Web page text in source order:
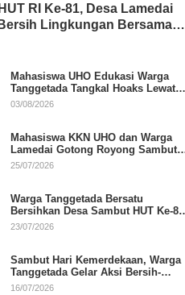
RI Ke-81, Desa Lamedai
Lingkungan Bersama
Mahasiswa UHO Edukasi Warga
Tanggetada Tangkal Hoaks Lewat
Program Literasi
03/08/2026
Mahasiswa KKN UHO dan Warga
Lamedai Gotong Royong Sambut
HUT Ke-81 RI
25/07/2026
Warga Tanggetada Bersatu
Bersihkan Desa Sambut HUT Ke-81
RI
23/07/2026
Sambut Hari Kemerdekaan, Warga
Tanggetada Gelar Aksi Bersih-
Bersih Desa
16/07/2026